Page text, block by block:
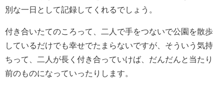
別な一日として記録してくれるでしょう。
付き合いたてのころって、二人で手をつないで公園を散歩
しているだけでも幸せでたまらないですが、そういう気持
ちって、二人が長く付き合っていけば、だんだんと当たり
前のものになっていったりします。